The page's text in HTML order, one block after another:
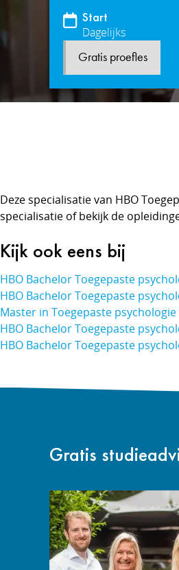
Start
Dagelijks
Gratis proefles
Deze specialisatie van HBO
specialisatie of bekijk de
Kijk ook eens bij
HBO Bachelor Toegepaste
HBO Bachelor Toegepaste
Master in Toegepaste
HBO Bachelor Toegepaste
HBO Bachelor Toegepaste
Gratis